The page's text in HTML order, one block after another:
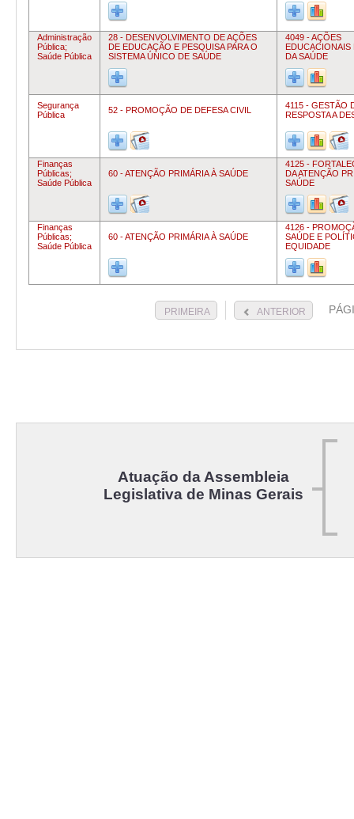
Administração
Pública;
Saúde Pública
28 - DESENVOLVIMENTO DE AÇÕES
DE EDUCAÇÃO E PESQUISA PARA O
SISTEMA ÚNICO DE SAÚDE
4049 - AÇÕES
EDUCACIONAIS
DA SAÚDE
Segurança
Pública
52 - PROMOÇÃO DE DEFESA CIVIL
4115 - GESTÃO
RESPOSTA A
Finanças
Públicas;
Saúde Pública
60 - ATENÇÃO PRIMÁRIA À SAÚDE
4125 -
DA ATENÇÃO
SAÚDE
Finanças
Públicas;
Saúde Pública
60 - ATENÇÃO PRIMÁRIA À SAÚDE
4126 -
SAÚDE E
EQUIDADE
PRIMEIRA ANTERIOR
Atuação da Assembleia
Legislativa de Minas Gerais